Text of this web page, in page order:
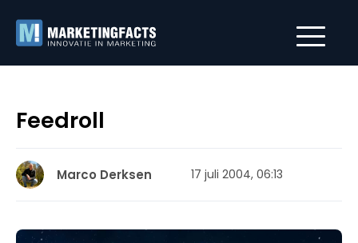
Feedroll
Marco Derksen 17 juli 2004, 06:13